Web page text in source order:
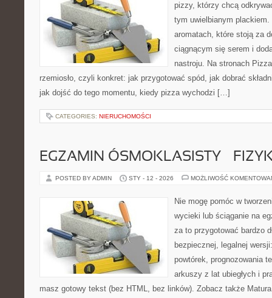
pizzy, którzy chcą
tym uwielbianym
aromatach, które stoją za
ciągnącym się serem i
nastroju. Na stronach
rzemiosło, czyli konkret: jak przygotować spód, jak dobrać
jak dojść do tego momentu, kiedy pizza wychodzi […]
CATEGORIES: NIERUCHOMOŚCI
EGZAMIN ÓSMOKLASISTY –
POSTED BY ADMIN STY - 12 - 2026 MOŻLIWOŚĆ
Nie mogę pomóc w
wycieki lub ściąganie na
za to przygotować bardzo
bezpiecznej, legalnej
powtórek, prognozowania
arkuszy z lat ubiegłych i
masz gotowy tekst (bez HTML, bez linków). Zobacz także